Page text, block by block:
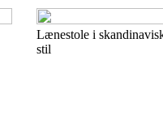
Lænestole i
stil